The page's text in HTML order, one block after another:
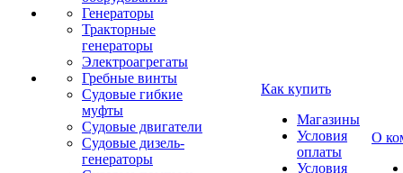
Генераторы
Тракторные
генераторы
Электроагрегаты
Гребные винты
Судовые гибкие
муфты
Судовые двигатели
Судовые дизель-
генераторы
Как купить
Магазины
Условия
оплаты
Условия
О